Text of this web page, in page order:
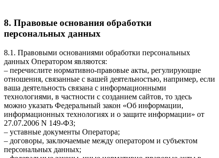
8. Правовые основания обработки
персональных данных
8.1. Правовыми основаниями обработки персональных
данных Оператором являются:
– перечислите нормативно-правовые акты, регулирующие
отношения, связанные с вашей деятельностью, например, если
ваша деятельность связана с информационными
технологиями, в частности с созданием сайтов, то здесь
можно указать Федеральный закон «Об информации,
информационных технологиях и о защите информации» от
27.07.2006 N 149-ФЗ;
– уставные документы Оператора;
– договоры, заключаемые между оператором и субъектом
персональных данных;